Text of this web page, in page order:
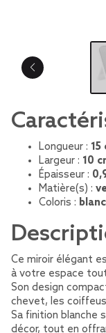
Longueur : 15
Largeur : 10
Épaisseur :
Matière(s) :
Coloris : blanc
Ce miroir élégant
à votre espace
Son design
chevet, les
Sa finition blanche
décor, tout en